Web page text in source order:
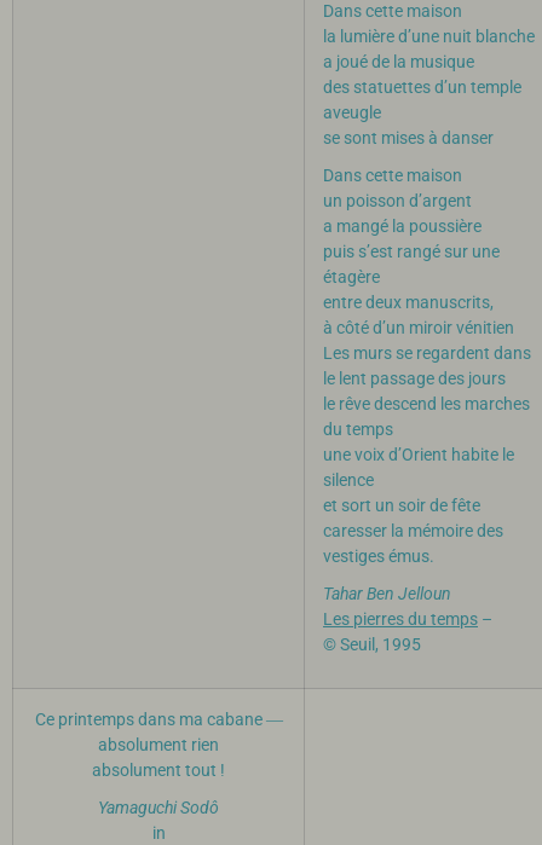
Dans cette maison
la lumière d’une nuit blanche
a joué de la musique
des statuettes d’un temple
aveugle
se sont mises à danser
Dans cette maison
un poisson d’argent
a mangé la poussière
puis s’est rangé sur une
étagère
entre deux manuscrits,
à côté d’un miroir vénitien
Les murs se regardent dans
le lent passage des jours
le rêve descend les marches
du temps
une voix d’Orient habite le
silence
et sort un soir de fête
caresser la mémoire des
vestiges émus.
Tahar Ben Jelloun
Les pierres du temps –
© Seuil, 1995
Ce printemps dans ma cabane ―
absolument rien
absolument tout !
Yamaguchi Sodô
in